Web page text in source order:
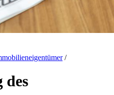
/